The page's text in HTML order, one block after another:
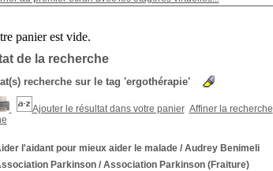
de la recherche
recherche sur le tag 'ergothérapie'
Ajouter le résultat dans votre panier Affiner la recherche
l'aidant pour mieux aider le malade/ Audrey Benimeli
Parkinson/ Association Parkinson (Fraiture)